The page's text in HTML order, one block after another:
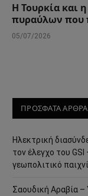
Η Τουρκία και
πυραύλων που
05/07/2026
ΠΡΟΣΦΑΤΑ ΑΡΘΡΑ
Ηλεκτρική
τον έλεγχο του GSI
γεωπολιτικό
Σαουδική Αραβία –